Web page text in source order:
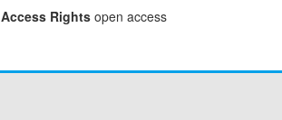
Access Rights open access